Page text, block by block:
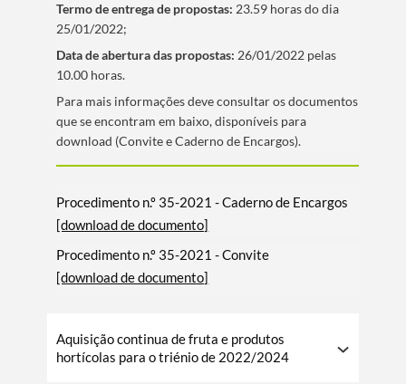
Termo de entrega de propostas: 23.59 horas do dia
25/01/2022;
Data de abertura das propostas: 26/01/2022 pelas
10.00 horas.
​Para mais informações deve consultar os documentos
que se encontram em baixo, disponí­veis para
download (Convite e Caderno de Encargos).
Procedimento n.º 35-2021 - Caderno de Encargos
[download de documento]
Procedimento n.º 35-2021 - Convite
[download de documento]
Aquisição continua de fruta e produtos
hortícolas para o triénio de 2022/2024